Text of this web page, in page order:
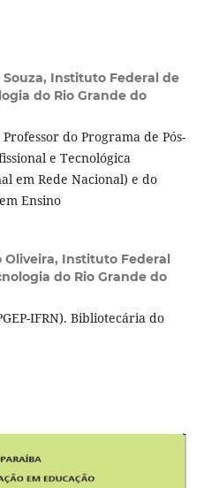
Instituto Federal de
do Rio Grande do
do Programa de Pós-
e Tecnológica
em Rede Nacional) e do
Ensino
Oliveira, Instituto Federal
do Rio Grande do
IFRN). Bibliotecária do